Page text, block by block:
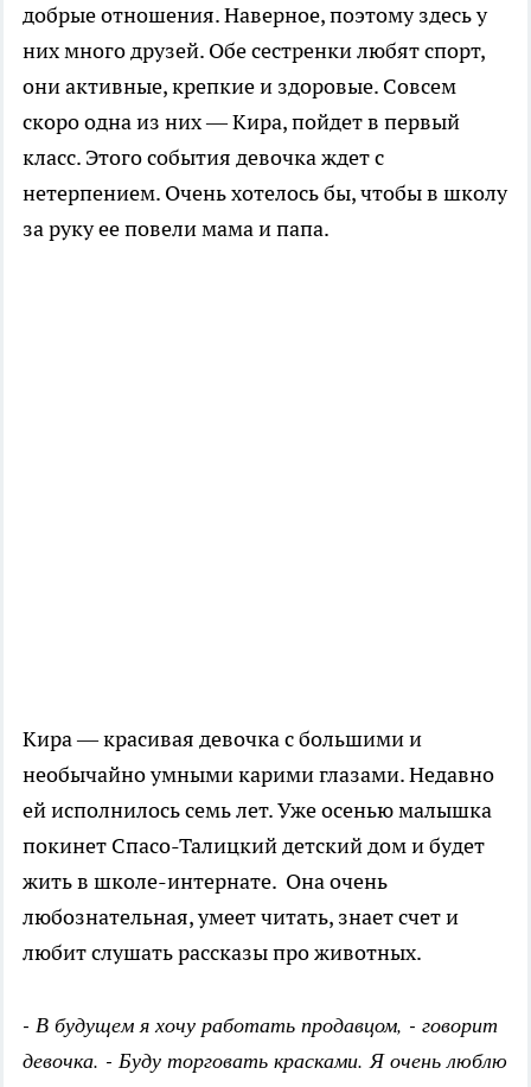
добрые отношения. Наверное, поэтому здесь у
них много друзей. Обе сестренки любят спорт,
они активные, крепкие и здоровые. Совсем
скоро одна из них — Кира, пойдет в первый
класс. Этого события девочка ждет с
нетерпением. Очень хотелось бы, чтобы в школу
за руку ее повели мама и папа.
Кира — красивая девочка с большими и
необычайно умными карими глазами. Недавно
ей исполнилось семь лет. Уже осенью малышка
покинет Спасо-Талицкий детский дом и будет
жить в школе-интернате. Она очень
любознательная, умеет читать, знает счет и
любит слушать рассказы про животных.
- В будущем я хочу работать продавцом, - говорит
девочка. - Буду торговать красками. Я очень люблю